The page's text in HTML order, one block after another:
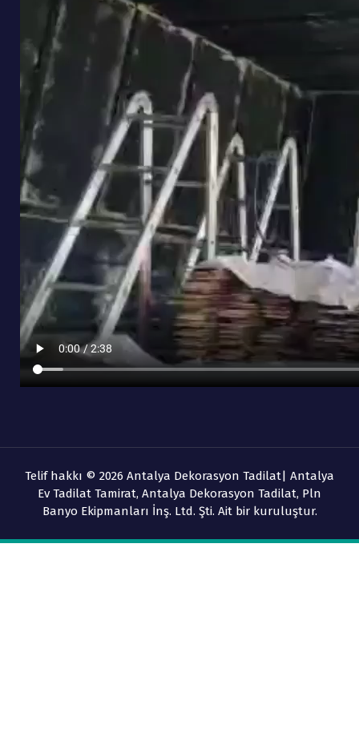
Telif hakkı © 2026 Antalya Dekorasyon Tadilat| Antalya
Ev Tadilat Tamirat, Antalya Dekorasyon Tadilat, Pln
Banyo Ekipmanları İnş. Ltd. Şti. Ait bir kuruluştur.